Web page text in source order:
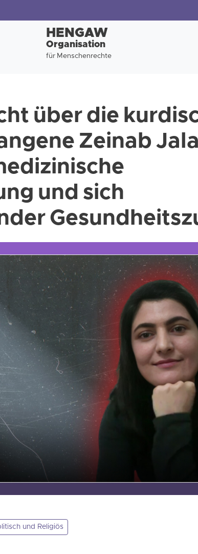
HENGAW
Organisation
für Menschenrechte
über die
Zeinab
und sich
und Religiös